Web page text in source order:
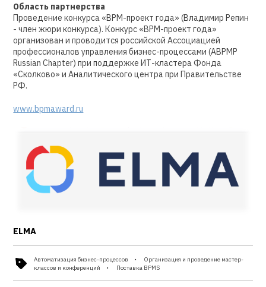
Область партнерства
Проведение конкурса «BPM-проект года» (Владимир Репин
- член жюри конкурса). Конкурс «BPM-проект года»
организован и проводится российской Ассоциацией
профессионалов управления бизнес-процессами (ABPMP
Russian Chapter) при поддержке ИТ-кластера Фонда
«Сколково» и Аналитического центра при Правительстве
РФ.
www.bpmaward.ru
ELMA
Автоматизация бизнес-процессов
Организация и проведение мастер-
классов и конференций
Поставка BPMS